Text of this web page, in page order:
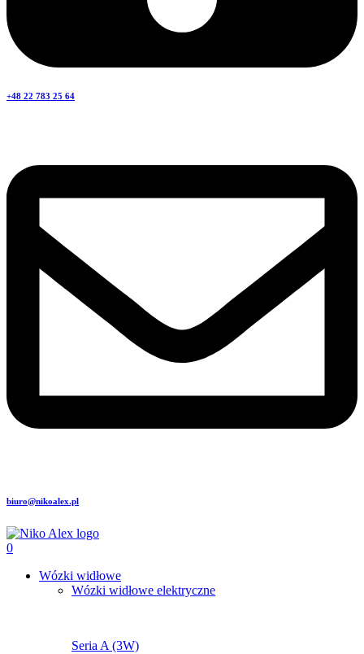
+48 22 783 25 64
biuro@nikoalex.pl
0
Wózki widłowe
Wózki widłowe elektryczne
Seria A (3W)